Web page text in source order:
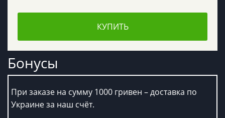
КУПИТЬ
Бонусы
При заказе на сумму 1000 гривен – доставка по
Украине за наш счёт.